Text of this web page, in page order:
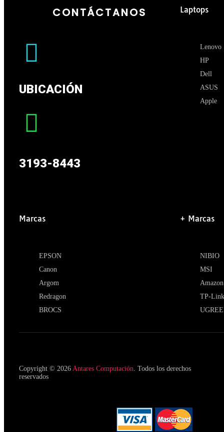
CONTÁCTANOS
UBICACIÓN
3193-8443
Laptops
Lenovo
HP
Dell
ASUS
Apple
Marcas
EPSON
Canon
Argom
Redragon
BROCS
+ Marcas
NIBIO
MSI
Amazon
TP-Link
Copyright © 2026 Antares Computación . Todos los derechos
reservados